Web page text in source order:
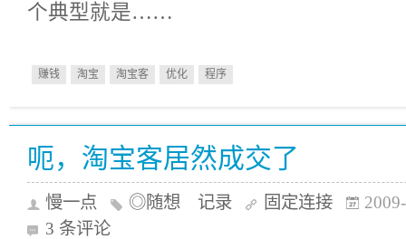
个典型就是……
赚钱 淘宝 淘宝客 优化 程序
呃，淘宝客居然成交了
慢一点 ◎随想 记录 固定连接
3 条评论